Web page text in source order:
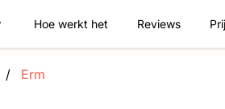
Hoe werkt het Reviews
Erm